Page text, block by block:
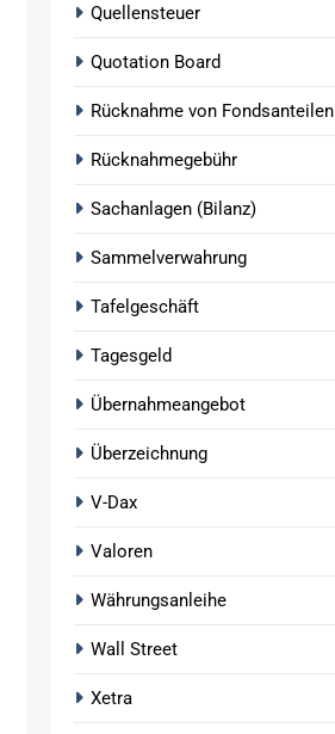
Quellensteuer
Quotation Board
Rücknahme von Fondsanteilen
Rücknahmegebühr
Sachanlagen (Bilanz)
Sammelverwahrung
Tafelgeschäft
Tagesgeld
Übernahmeangebot
Überzeichnung
V-Dax
Valoren
Währungsanleihe
Wall Street
Xetra